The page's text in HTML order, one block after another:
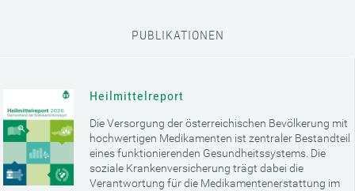
PUBLIKATIONEN
Heilmittelreport
Die Versorgung der österreichischen Bevölkerung mit
hochwertigen Medikamenten ist zentraler Bestandteil
eines funktionierenden Gesundheitssystems. Die
soziale Krankenversicherung trägt dabei die
Verantwortung für die Medikamentenerstattung im